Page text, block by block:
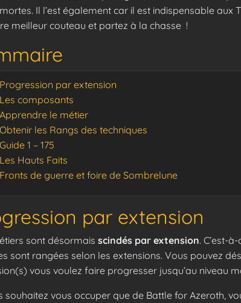
Il l’est également car il est indispensable aux
meilleur couteau et partez à la chasse !
Progression par extension
Les composants
Apprendre le métier
Obtenir les Rangs des techniques
Guide 1 – 175
Les Hauts Faits
Fronts de guerre et foire de Sombrelune
par extension
sont désormais scindés par extension. C’est-
sont rangées selon les extensions. Vous pouvez
vous voulez faire progresser jusqu’au niveau
souhaitez vous occuper que de Battle for Azeroth,